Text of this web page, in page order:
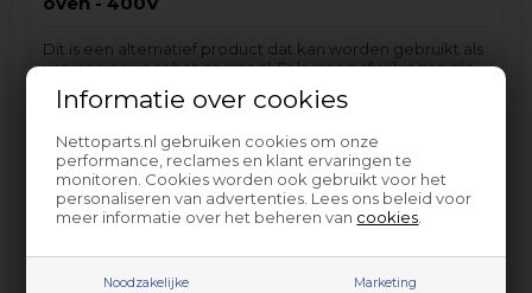
Informatie over cookies
Nettoparts.nl gebruiken cookies om onze
performance, reclames en klant ervaringen te
monitoren. Cookies worden ook gebruikt voor het
personaliseren van advertenties. Lees ons beleid voor
meer informatie over het beheren van cookies
Noodzakelijke Marketing
Dit is een alternatief product dat kan worden gebruikt als
vervanging voor het origineel. Er kunnen afwijkingen zijn
van de originele versie, b.v. vorm, kleur of iets dergelijks.
nr. zoals aangegeven na het koppelteken.
Volt/Watt - 400V
ZCV6602MW - 940002607-00
ZCV6602MW - 940002607-01